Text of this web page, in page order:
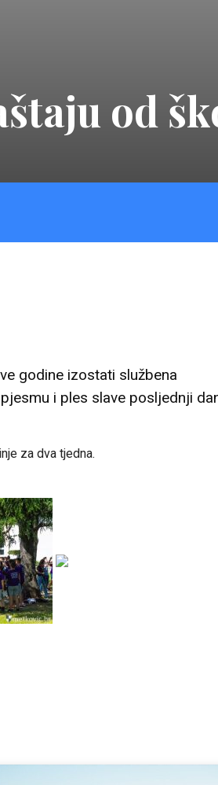
od
godine izostati službena
i ples slave posljednji
za dva tjedna.